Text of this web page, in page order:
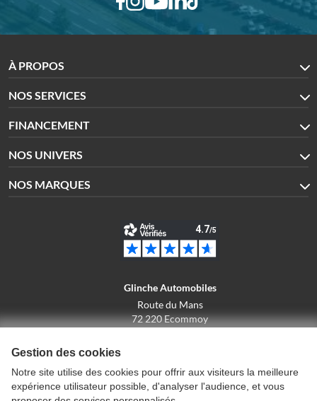
À PROPOS
NOS SERVICES
FINANCEMENT
NOS UNIVERS
NOS MARQUES
Glinche Automobiles
Route du Mans
72 220 Ecommoy
Conditions générales de vente
Gestion des cookies
Notre site utilise des cookies pour offrir aux visiteurs la meilleure
expérience utilisateur possible, d'analyser l'audience, et vous